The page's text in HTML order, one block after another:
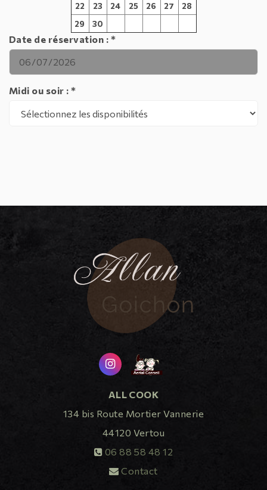
22
23 24 25 26 27
28
29
30
Date de réservation : *
Midi ou soir : *
ALL COOK
134 bis Route Mortier Vannerie
44120 Vertou
06 88 58 48 12
Contact